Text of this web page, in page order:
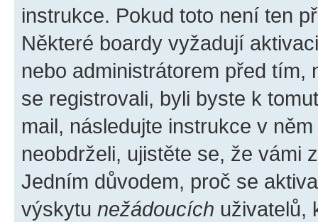
instrukce. Pokud toto není ten
Některé boardy vyžadují
nebo administrátorem před tím,
se registrovali, byli byste k
mail, následujte instrukce v
neobdrželi, ujistěte se, že vámi
Jedním důvodem, proč se
výskytu nežádoucích uživatelů,